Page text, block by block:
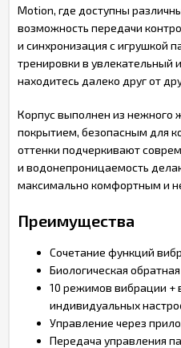
Motion, где доступны
возможность передачи
и синхронизация с игрушкой
тренировки в увлекательный
находитесь далеко друг от
Корпус выполнен из нежного
покрытием, безопасным для
оттенки подчеркивают
и водонепроницаемость
максимально комфортным и
Преимущества
Сочетание функций
Биологическая
10 режимов вибрации +
индивидуальных
Управление через
Передача управления